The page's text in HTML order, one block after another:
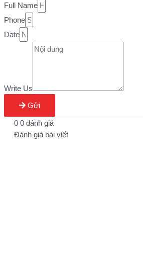
Full Name
Phone
Date
Write Us
Gửi
0 0 đánh giá
Đánh giá bài viết